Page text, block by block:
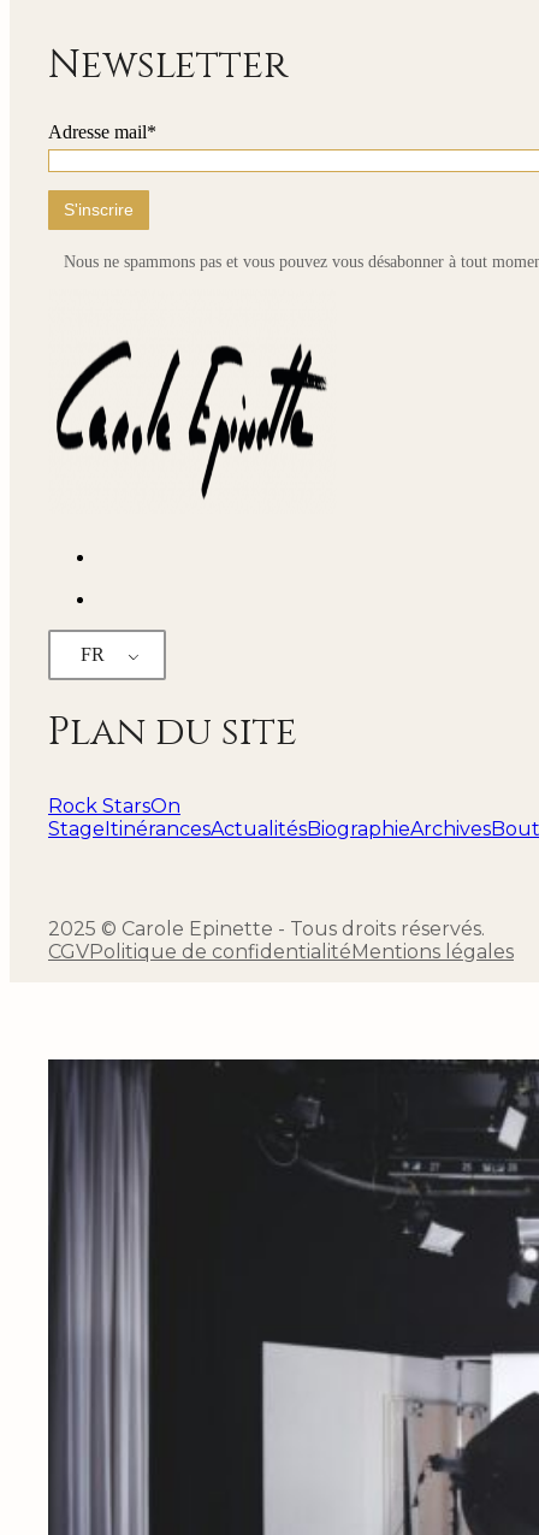
Newsletter
Adresse mail*
Nous ne spammons pas et vous pouvez vous désabonner à tout
FR
Plan du site
Rock StarsOn
StageItinérancesActualitésBiographieArchives
2025 © Carole Epinette - Tous droits réservés.
CGVPolitique de confidentialitéMentions légales